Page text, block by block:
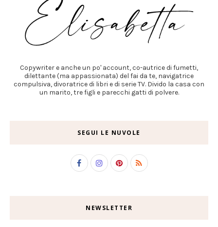
Copywriter e anche un po' account, co-autrice di fumetti,
dilettante (ma appassionata) del fai da te, navigatrice
compulsiva, divoratrice di libri e di serie TV. Divido la casa con
un marito, tre figli e parecchi gatti di polvere.
SEGUI LE NUVOLE
NEWSLETTER